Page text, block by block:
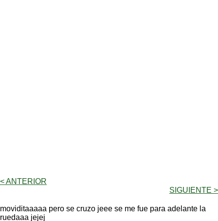
< ANTERIOR
SIGUIENTE >
moviditaaaaa pero se cruzo jeee se me fue para adelante la
ruedaaa jejej